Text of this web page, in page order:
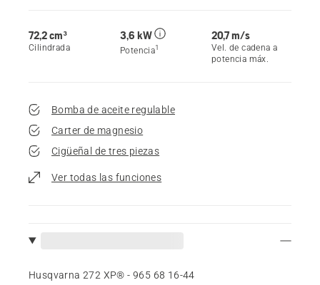
72,2 cm³
Cilindrada
3,6 kW
Potencia1
20,7 m/s
Vel. de cadena a
potencia máx.
Bomba de aceite regulable
Carter de magnesio
Cigüeñal de tres piezas
Ver todas las funciones
Husqvarna 272 XP® - 965 68 16‑44